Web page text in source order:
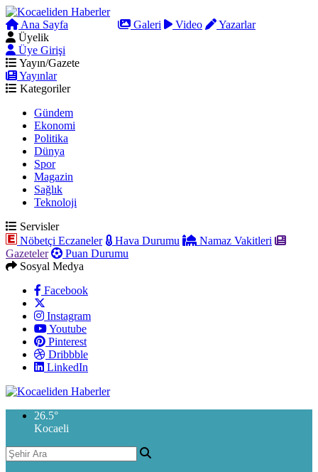
Ana Sayfa Galeri Video
Yazarlar
Üyelik
Üye Girişi
Yayın/Gazete
Yayınlar
Kategoriler
Gündem
Ekonomi
Politika
Dünya
Spor
Magazin
Sağlık
Teknoloji
Servisler
Nöbetçi Eczaneler
Hava Durumu
Namaz Vakitleri
Gazeteler
Puan Durumu
Sosyal Medya
Facebook
Instagram
Youtube
Pinterest
Dribbble
LinkedIn
26.5°
Kocaeli